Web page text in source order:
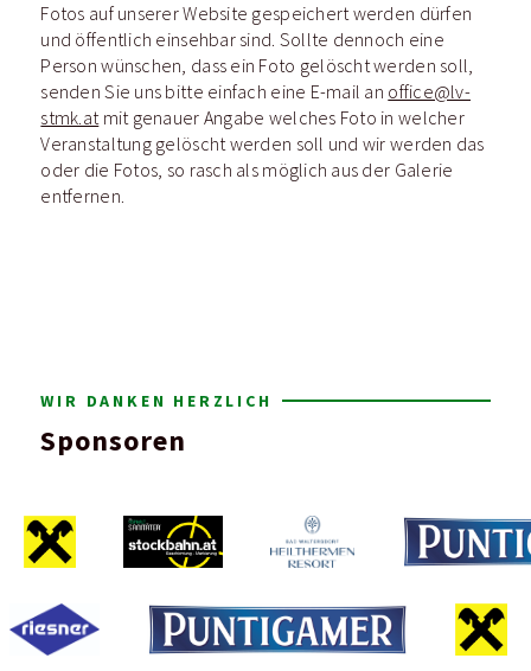
Fotos auf unserer Website gespeichert werden dürfen
und öffentlich einsehbar sind. Sollte dennoch eine
Person wünschen, dass ein Foto gelöscht werden soll,
senden Sie uns bitte einfach eine E-mail an office@lv-
stmk.atmit genauer Angabe welches Foto in welcher
Veranstaltung gelöscht werden soll und wir werden das
oder die Fotos, so rasch als möglich aus der Galerie
entfernen.
WIR DANKEN HERZLICH
Sponsoren